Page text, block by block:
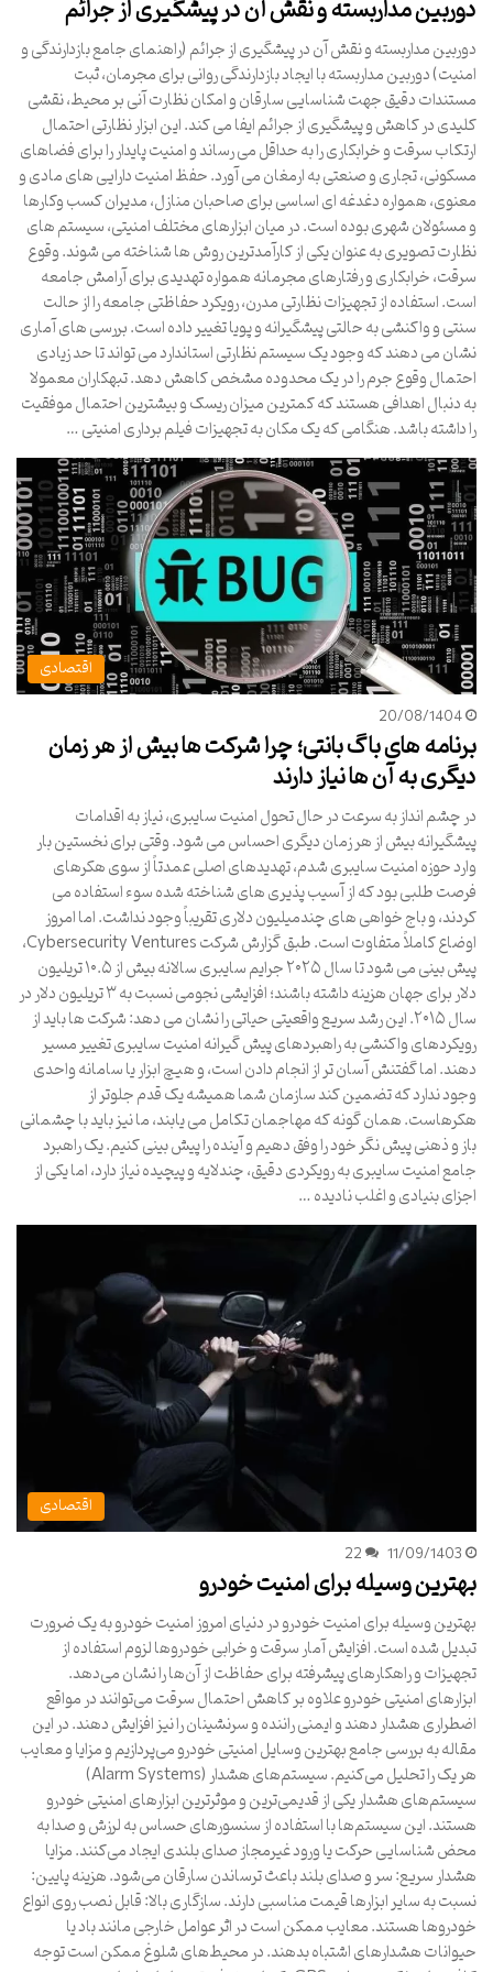
دوربین مداربسته و نقش آن در پیشگیری از جرائم
دوربین مداربسته و نقش آن در پیشگیری از جرائم (راهنمای جامع بازدارندگی و
امنیت) دوربین مداربسته با ایجاد بازدارندگی روانی برای مجرمان، ثبت
مستندات دقیق جهت شناسایی سارقان و امکان نظارت آنی بر محیط، نقشی
کلیدی در کاهش و پیشگیری از جرائم ایفا می کند. این ابزار نظارتی احتمال
ارتکاب سرقت و خرابکاری را به حداقل می رساند و امنیت پایدار را برای فضاهای
مسکونی، تجاری و صنعتی به ارمغان می آورد. حفظ امنیت دارایی های مادی و
معنوی، همواره دغدغه ای اساسی برای صاحبان منازل، مدیران کسب وکارها
و مسئولان شهری بوده است. در میان ابزارهای مختلف امنیتی، سیستم های
نظارت تصویری به عنوان یکی از کارآمدترین روش ها شناخته می شوند. وقوع
سرقت، خرابکاری و رفتارهای مجرمانه همواره تهدیدی برای آرامش جامعه
است. استفاده از تجهیزات نظارتی مدرن، رویکرد حفاظتی جامعه را از حالت
سنتی و واکنشی به حالتی پیشگیرانه و پویا تغییر داده است. بررسی های آماری
نشان می دهند که وجود یک سیستم نظارتی استاندارد می تواند تا حد زیادی
احتمال وقوع جرم را در یک محدوده مشخص کاهش دهد. تبهکاران معمولا
به دنبال اهدافی هستند که کمترین میزان ریسک و بیشترین احتمال موفقیت
را داشته باشد. هنگامی که یک مکان به تجهیزات فیلم برداری امنیتی …
اقتصادی
20/08/1404
برنامه های باگ بانتی؛ چرا شرکت ها بیش از هر زمان
دیگری به آن ها نیاز دارند
در چشم انداز به سرعت در حال تحول امنیت سایبری، نیاز به اقدامات
پیشگیرانه بیش از هر زمان دیگری احساس می شود. وقتی برای نخستین بار
وارد حوزه امنیت سایبری شدم، تهدیدهای اصلی عمدتاً از سوی هکرهای
فرصت طلبی بود که از آسیب پذیری های شناخته شده سوء استفاده می
کردند، و باج خواهی های چندمیلیون دلاری تقریباً وجود نداشت. اما امروز
اوضاع کاملاً متفاوت است. طبق گزارش شرکت Cybersecurity Ventures،
پیش بینی می شود تا سال ۲۰۲۵ جرایم سایبری سالانه بیش از ۱۰.۵ تریلیون
دلار برای جهان هزینه داشته باشند؛ افزایشی نجومی نسبت به ۳ تریلیون دلار در
سال ۲۰۱۵. این رشد سریع واقعیتی حیاتی را نشان می دهد: شرکت ها باید از
رویکردهای واکنشی به راهبردهای پیش گیرانه امنیت سایبری تغییر مسیر
دهند. اما گفتنش آسان تر از انجام دادن است، و هیچ ابزار یا سامانه واحدی
وجود ندارد که تضمین کند سازمان شما همیشه یک قدم جلوتر از
هکرهاست. همان گونه که مهاجمان تکامل می یابند، ما نیز باید با چشمانی
باز و ذهنی پیش نگر خود را وفق دهیم و آینده را پیش بینی کنیم. یک راهبرد
جامع امنیت سایبری به رویکردی دقیق، چندلایه و پیچیده نیاز دارد، اما یکی از
اجزای بنیادی و اغلب نادیده …
اقتصادی
11/09/1403
22
بهترین وسیله برای امنیت خودرو
بهترین وسیله برای امنیت خودرو در دنیای امروز امنیت خودرو به یک ضرورت
تبدیل شده است. افزایش آمار سرقت و خرابی خودروها لزوم استفاده از
تجهیزات و راهکارهای پیشرفته برای حفاظت از آن‌ها را نشان می‌دهد.
ابزارهای امنیتی خودرو علاوه بر کاهش احتمال سرقت می‌توانند در مواقع
اضطراری هشدار دهند و ایمنی راننده و سرنشینان را نیز افزایش دهند. در این
مقاله به بررسی جامع بهترین وسایل امنیتی خودرو می‌پردازیم و مزایا و معایب
هر یک را تحلیل می‌کنیم. سیستم‌های هشدار (Alarm Systems)
سیستم‌های هشدار یکی از قدیمی‌ترین و موثرترین ابزارهای امنیتی خودرو
هستند. این سیستم‌ها با استفاده از سنسورهای حساس به لرزش و صدا به
محض شناسایی حرکت یا ورود غیرمجاز صدای بلندی ایجاد می‌کنند. مزایا
هشدار سریع: سر و صدای بلند باعث ترساندن سارقان می‌شود. هزینه پایین:
نسبت به سایر ابزارها قیمت مناسبی دارند. سازگاری بالا: قابل نصب روی انواع
خودروها هستند. معایب ممکن است در اثر عوامل خارجی مانند باد یا
حیوانات هشدارهای اشتباه بدهند. در محیط‌های شلوغ ممکن است توجه